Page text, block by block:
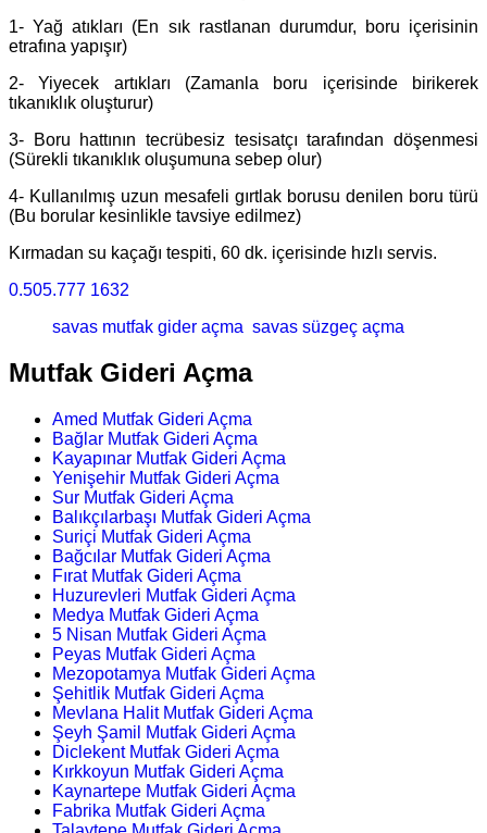
1- Yağ atıkları (En sık rastlanan durumdur, boru içerisinin
etrafına yapışır)
2- Yiyecek artıkları (Zamanla boru içerisinde birikerek
tıkanıklık oluşturur)
3- Boru hattının tecrübesiz tesisatçı tarafından döşenmesi
(Sürekli tıkanıklık oluşumuna sebep olur)
4- Kullanılmış uzun mesafeli gırtlak borusu denilen boru türü
(Bu borular kesinlikle tavsiye edilmez)
Kırmadan su kaçağı tespiti, 60 dk. içerisinde hızlı servis.
0.505.777 1632
savas mutfak gider açma savas süzgeç açma
Mutfak Gideri Açma
Amed Mutfak Gideri Açma
Bağlar Mutfak Gideri Açma
Kayapınar Mutfak Gideri Açma
Yenişehir Mutfak Gideri Açma
Sur Mutfak Gideri Açma
Balıkçılarbaşı Mutfak Gideri Açma
Suriçi Mutfak Gideri Açma
Bağcılar Mutfak Gideri Açma
Fırat Mutfak Gideri Açma
Huzurevleri Mutfak Gideri Açma
Medya Mutfak Gideri Açma
5 Nisan Mutfak Gideri Açma
Peyas Mutfak Gideri Açma
Mezopotamya Mutfak Gideri Açma
Şehitlik Mutfak Gideri Açma
Mevlana Halit Mutfak Gideri Açma
Şeyh Şamil Mutfak Gideri Açma
Diclekent Mutfak Gideri Açma
Kırkkoyun Mutfak Gideri Açma
Kaynartepe Mutfak Gideri Açma
Fabrika Mutfak Gideri Açma